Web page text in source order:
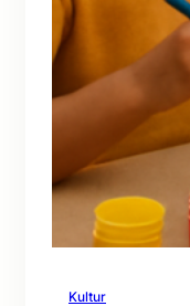
Kultur